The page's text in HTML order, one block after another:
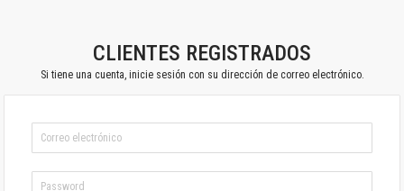
CLIENTES REGISTRADOS
Si tiene una cuenta, inicie sesión con su dirección de correo electrónico.